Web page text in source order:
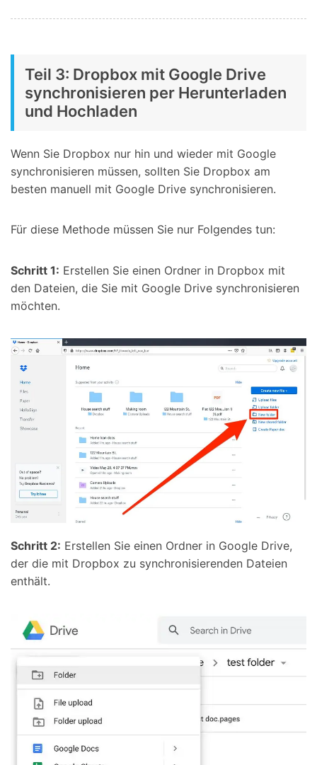
Teil 3: Dropbox mit Google Drive
synchronisieren per Herunterladen
und Hochladen
Wenn Sie Dropbox nur hin und wieder mit Google
synchronisieren müssen, sollten Sie Dropbox am
besten manuell mit Google Drive synchronisieren.
Für diese Methode müssen Sie nur Folgendes tun:
Schritt 1: Erstellen Sie einen Ordner in Dropbox mit
den Dateien, die Sie mit Google Drive synchronisieren
möchten.
Schritt 2: Erstellen Sie einen Ordner in Google Drive,
der die mit Dropbox zu synchronisierenden Dateien
enthält.